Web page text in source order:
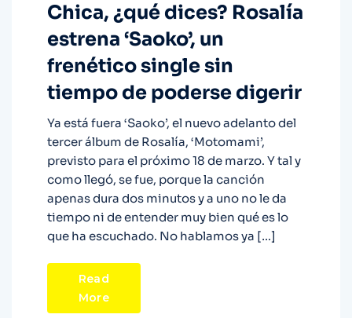
Chica, ¿qué dices? Rosalía
estrena ‘Saoko’, un
frenético single sin
tiempo de poderse digerir
Ya está fuera ‘Saoko’, el nuevo adelanto del
tercer álbum de Rosalía, ‘Motomami’,
previsto para el próximo 18 de marzo. Y tal y
como llegó, se fue, porque la canción
apenas dura dos minutos y a uno no le da
tiempo ni de entender muy bien qué es lo
que ha escuchado. No hablamos ya […]
Read
More